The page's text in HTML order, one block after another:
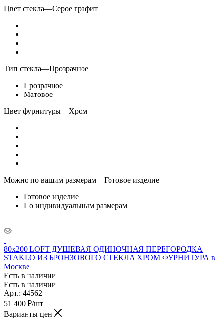
Цвет стекла—Серое графит
Тип стекла—Прозрачное
Прозрачное
Матовое
Цвет фурнитуры—Хром
Можно по вашим размерам—Готовое изделие
Готовое изделие
По индивидуальным размерам
80x200 LOFT ДУШЕВАЯ ОДИНОЧНАЯ ПЕРЕГОРОДКА
STAKLO ИЗ БРОНЗОВОГО СТЕКЛА ХРОМ ФУРНИТУРА в
Москве
Есть в наличии
Есть в наличии
Арт.: 44562
51 400 ₽/шт
Варианты цен